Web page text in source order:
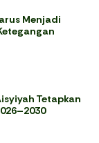
Menjadi
Tetapkan